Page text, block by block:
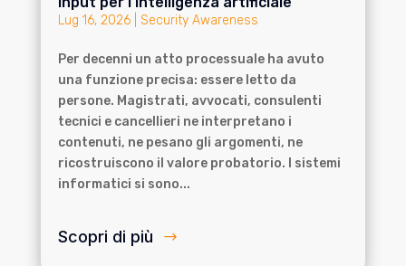
Lug 16, 2026| Security Awareness
Per decenni un atto processuale ha avuto
una funzione precisa: essere letto da
persone. Magistrati, avvocati, consulenti
tecnici e cancellieri ne interpretano i
contenuti, ne pesano gli argomenti, ne
ricostruiscono il valore probatorio. I sistemi
informatici si sono...
Scopri di più